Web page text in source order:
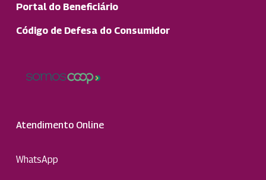
Portal do Beneficiário
Código de Defesa do Consumidor
Atendimento Online
WhatsApp